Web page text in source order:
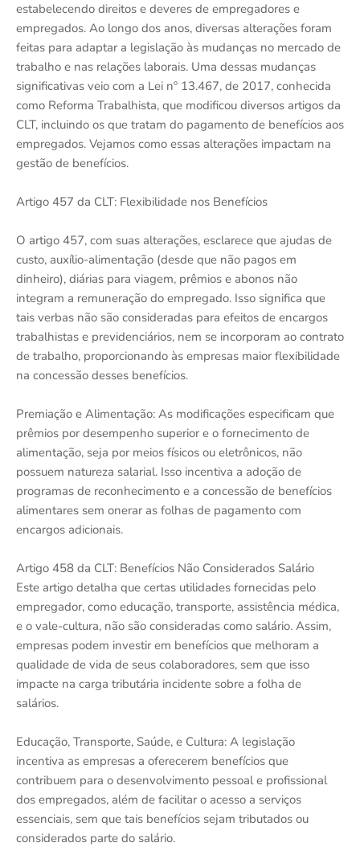
estabelecendo direitos e deveres de empregadores e
empregados. Ao longo dos anos, diversas alterações foram
feitas para adaptar a legislação às mudanças no mercado de
trabalho e nas relações laborais. Uma dessas mudanças
significativas veio com a Lei nº 13.467, de 2017, conhecida
como Reforma Trabalhista, que modificou diversos artigos da
CLT, incluindo os que tratam do pagamento de benefícios aos
empregados. Vejamos como essas alterações impactam na
gestão de benefícios.
Artigo 457 da CLT: Flexibilidade nos Benefícios
O artigo 457, com suas alterações, esclarece que ajudas de
custo, auxílio-alimentação (desde que não pagos em
dinheiro), diárias para viagem, prêmios e abonos não
integram a remuneração do empregado. Isso significa que
tais verbas não são consideradas para efeitos de encargos
trabalhistas e previdenciários, nem se incorporam ao contrato
de trabalho, proporcionando às empresas maior flexibilidade
na concessão desses benefícios.
Premiação e Alimentação: As modificações especificam que
prêmios por desempenho superior e o fornecimento de
alimentação, seja por meios físicos ou eletrônicos, não
possuem natureza salarial. Isso incentiva a adoção de
programas de reconhecimento e a concessão de benefícios
alimentares sem onerar as folhas de pagamento com
encargos adicionais.
Artigo 458 da CLT: Benefícios Não Considerados Salário
Este artigo detalha que certas utilidades fornecidas pelo
empregador, como educação, transporte, assistência médica,
e o vale-cultura, não são consideradas como salário. Assim,
empresas podem investir em benefícios que melhoram a
qualidade de vida de seus colaboradores, sem que isso
impacte na carga tributária incidente sobre a folha de
salários.
Educação, Transporte, Saúde, e Cultura: A legislação
incentiva as empresas a oferecerem benefícios que
contribuem para o desenvolvimento pessoal e profissional
dos empregados, além de facilitar o acesso a serviços
essenciais, sem que tais benefícios sejam tributados ou
considerados parte do salário.